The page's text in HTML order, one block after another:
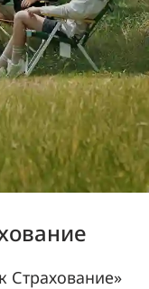
Страхование»